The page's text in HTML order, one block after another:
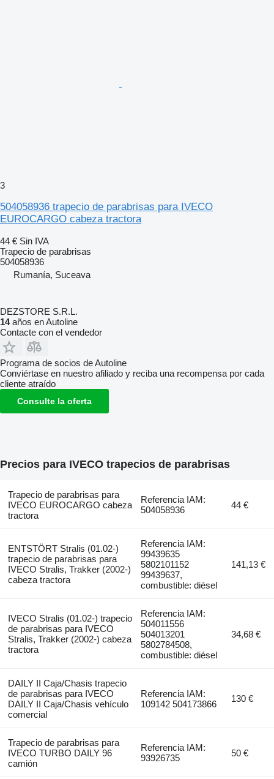
3
504058936 trapecio de parabrisas para IVECO
EUROCARGO cabeza tractora
44 € Sin IVA
Trapecio de parabrisas
504058936
Rumanía, Suceava
DEZSTORE S.R.L.
14años en Autoline
Contacte con el vendedor
Programa de socios de Autoline
Conviértase en nuestro afiliado y reciba una recompensa por cada
cliente atraído
Consulte la oferta
Precios para IVECO trapecios de parabrisas
Trapecio de parabrisas para
IVECO EUROCARGO cabeza
tractora
Referencia IAM:
504058936
44 €
ENTSTÖRT Stralis (01.02-)
trapecio de parabrisas para
IVECO Stralis, Trakker (2002-)
cabeza tractora
Referencia IAM:
99439635
5802101152
99439637,
combustible: diésel
141,13 €
IVECO Stralis (01.02-) trapecio
de parabrisas para IVECO
Stralis, Trakker (2002-) cabeza
tractora
Referencia IAM:
504011556
504013201
5802784508,
combustible: diésel
34,68 €
DAILY II Caja/Chasis trapecio
de parabrisas para IVECO
DAILY II Caja/Chasis vehículo
comercial
Referencia IAM:
109142 504173866
130 €
Trapecio de parabrisas para
IVECO TURBO DAILY 96
camión
Referencia IAM:
93926735
50 €